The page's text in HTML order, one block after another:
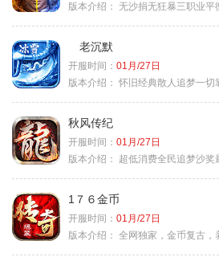
版本介绍： 无沙捐无狂暴三职业平
老沉默
开服时间： 01月/27日
版本介绍： 怀旧经典散人追梦一切
秋风传纪
开服时间： 01月/27日
版本介绍：
超低消费全民追梦沙奖
1７６金币
开服时间： 01月/27日
版本介绍： 全网独家，金币复古，养老